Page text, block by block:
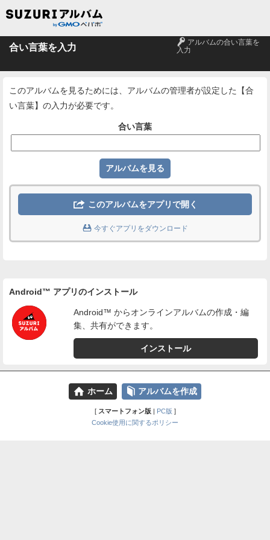
合い言葉を入力 🔑 アルバムの合い言葉を
入力
このアルバムを見るためには、アルバムの管理者が設定した【合
い言葉】の入力が必要です。
合い言葉
 このアルバムをアプリで開く
 今すぐアプリをダウンロード
Android™ アプリのインストール
Android™ からオンラインアルバムの作成・編
集、共有ができます。
インストール
⌂ ホーム 📕 アルバムを作成
[ スマートフォン版| PC版 ]
Cookie使用に関するポリシー